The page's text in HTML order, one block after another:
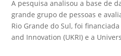
A pesquisa analisou a base de
grande grupo de pessoas e
Rio Grande do Sul, foi
and Innovation (UKRI) e a